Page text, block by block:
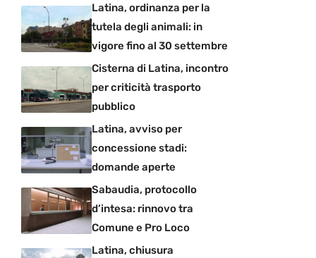
Latina, ordinanza per la
tutela degli animali: in
vigore fino al 30 settembre
Cisterna di Latina, incontro
per criticità trasporto
pubblico
Latina, avviso per
concessione stadi:
domande aperte
Sabaudia, protocollo
d’intesa: rinnovo tra
Comune e Pro Loco
Latina, chiusura